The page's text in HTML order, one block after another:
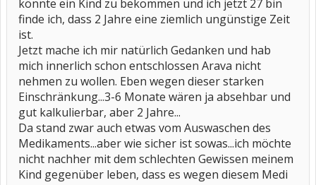
könnte ein Kind zu bekommen und ich jetzt 27 bin
finde ich, dass 2 Jahre eine ziemlich ungünstige Zeit
ist.
Jetzt mache ich mir natürlich Gedanken und hab
mich innerlich schon entschlossen Arava nicht
nehmen zu wollen. Eben wegen dieser starken
Einschränkung...3-6 Monate wären ja absehbar und
gut kalkulierbar, aber 2 Jahre...
Da stand zwar auch etwas vom Auswaschen des
Medikaments...aber wie sicher ist sowas...ich möchte
nicht nachher mit dem schlechten Gewissen meinem
Kind gegenüber leben, dass es wegen diesem Medi